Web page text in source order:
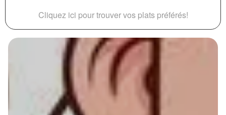
Cliquez ici pour trouver vos plats préférés!